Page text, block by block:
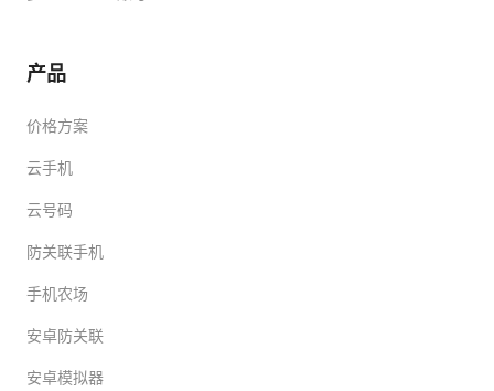
产品
价格方案
云手机
云号码
防关联手机
手机农场
安卓防关联
安卓模拟器